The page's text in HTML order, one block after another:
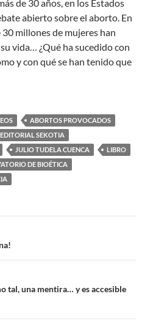
de 30 años, en los Estados
abierto sobre el aborto. En
millones de mujeres han
vida… ¿Qué ha sucedido con
y con qué se han tenido que
ABORTOS PROVOCADOS
EDITORIAL SEKOTIA
JULIO TUDELA CUENCA
LIBRO
DE BIOÉTICA
tal, una mentira… y es accesible